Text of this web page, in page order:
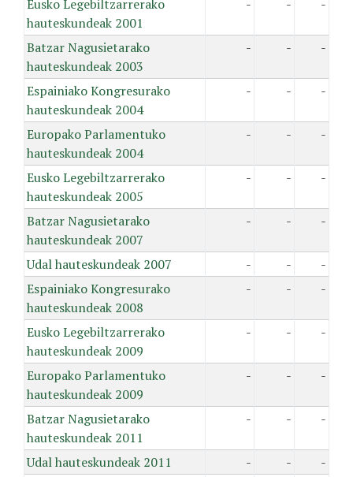
Eusko Legebiltzarrerako
hauteskundeak 2001
- - -
Batzar Nagusietarako
hauteskundeak 2003
- - -
Espainiako Kongresurako
hauteskundeak 2004
- - -
Europako Parlamentuko
hauteskundeak 2004
- - -
Eusko Legebiltzarrerako
hauteskundeak 2005
- - -
Batzar Nagusietarako
hauteskundeak 2007
- - -
Udal hauteskundeak 2007 - -
-
Espainiako Kongresurako
hauteskundeak 2008
- - -
Eusko Legebiltzarrerako
hauteskundeak 2009
- - -
Europako Parlamentuko
hauteskundeak 2009
- - -
Batzar Nagusietarako
hauteskundeak 2011
- - -
Udal hauteskundeak 2011 - -
-